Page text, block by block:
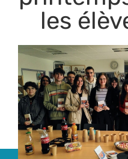
les